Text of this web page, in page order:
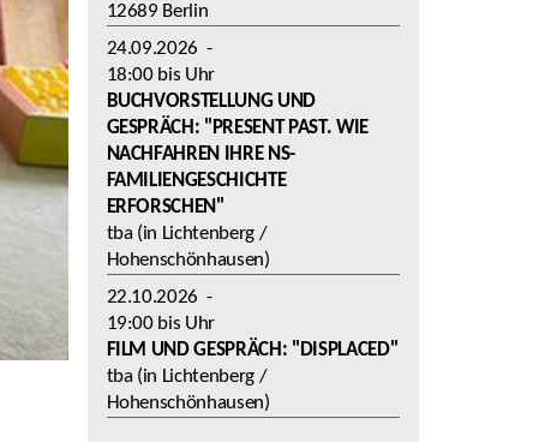
12689 Berlin
24.09.2026 -
18:00bis Uhr
BUCHVORSTELLUNG UND
GESPRÄCH: "PRESENT PAST. WIE
NACHFAHREN IHRE NS-
FAMILIENGESCHICHTE
ERFORSCHEN"
tba (in Lichtenberg /
Hohenschönhausen)
22.10.2026 -
19:00bis Uhr
FILM UND GESPRÄCH: "DISPLACED"
tba (in Lichtenberg /
Hohenschönhausen)